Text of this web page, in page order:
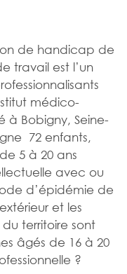
de handicap de
travail est l’un
médico-
à Bobigny, Seine-
72 enfants,
5 à 20 ans
avec ou
d’épidémie de
et les
territoire sont
âgés de 16 à 20
?